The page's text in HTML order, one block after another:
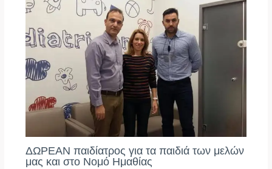
ΔΩΡΕΑΝ παιδίατρος για τα παιδιά των μελών
μας και στο Νομό Ημαθίας